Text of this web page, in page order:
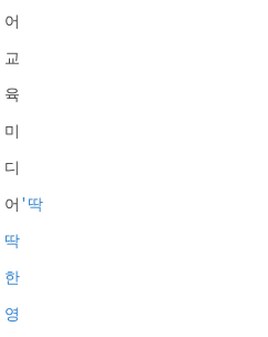
어
교
육
미
디
어 '딱
딱
한
영